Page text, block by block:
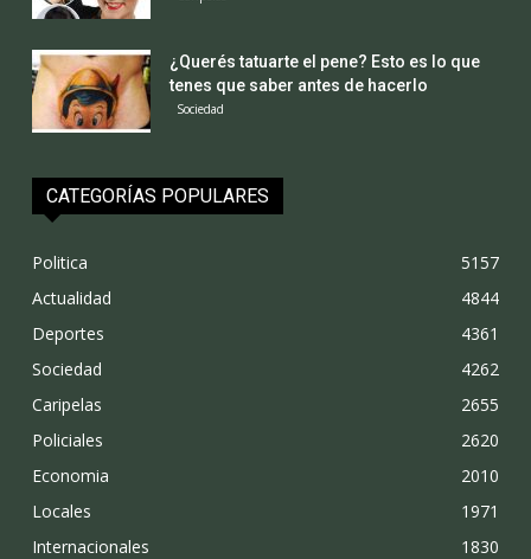
¿Querés tatuarte el pene? Esto es lo que
tenes que saber antes de hacerlo
Sociedad
CATEGORÍAS POPULARES
Politica
5157
Actualidad
4844
Deportes
4361
Sociedad
4262
Caripelas
2655
Policiales
2620
Economia
2010
Locales
1971
Internacionales
1830